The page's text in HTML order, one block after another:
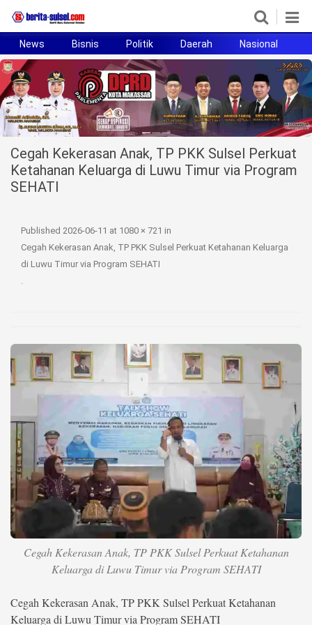
Home
News
Politik
Pendidikan
Bisnis
Hukum
Sport
Profil
Opini
More
Disclaimer
News Bisnis Politik Daerah Nasional
Cegah Kekerasan Anak, TP PKK Sulsel Perkuat
Ketahanan Keluarga di Luwu Timur via Program
SEHATI
Published 2026-06-11 at 1080 × 721 in
Cegah Kekerasan Anak, TP PKK Sulsel Perkuat Ketahanan Keluarga
di Luwu Timur via Program SEHATI
Cegah Kekerasan Anak, TP PKK Sulsel Perkuat Ketahanan
Keluarga di Luwu Timur via Program SEHATI
Cegah Kekerasan Anak, TP PKK Sulsel Perkuat Ketahanan
Keluarga di Luwu Timur via Program SEHATI